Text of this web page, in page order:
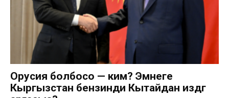
Орусия болбосо — ким? Эмнеге
Кыргызстан бензинди Кытайдан издөөгө